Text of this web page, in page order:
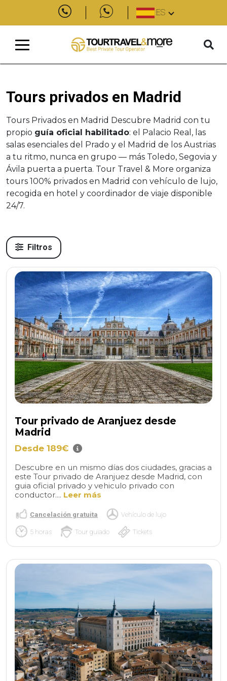
ES
Tours privados en Madrid
Tours Privados en Madrid Descubre Madrid con tu
propio guía oficial habilitado: el Palacio Real, las
salas esenciales del Prado y el Madrid de los Austrias
a tu ritmo, nunca en grupo — más Toledo, Segovia y
Ávila puerta a puerta. Tour Travel & More organiza
tours 100% privados en Madrid con vehículo de lujo,
recogida en hotel y coordinador de viaje disponible
24/7.
Filtros
Tour privado de Aranjuez desde
Madrid
Desde 189€
Descubre en un mismo días dos ciudades, gracias a
este Tour privado de Aranjuez desde Madrid, con
guia oficial privado y vehiculo privado con
conductor.... Leer más
Cancelación gratuita Vehículo de lujo
5 horas Tour guiado Tickets